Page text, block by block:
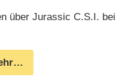
über Jurassic C.S.I. bei